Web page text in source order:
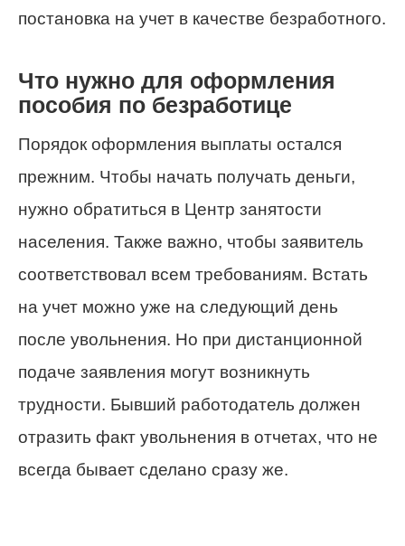
постановка на учет в качестве безработного.
Что нужно для оформления
пособия по безработице
Порядок оформления выплаты остался
прежним. Чтобы начать получать деньги,
нужно обратиться в Центр занятости
населения. Также важно, чтобы заявитель
соответствовал всем требованиям. Встать
на учет можно уже на следующий день
после увольнения. Но при дистанционной
подаче заявления могут возникнуть
трудности. Бывший работодатель должен
отразить факт увольнения в отчетах, что не
всегда бывает сделано сразу же.